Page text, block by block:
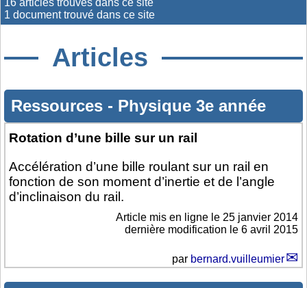
1 document trouvé dans ce site
Articles
Ressources - Physique 3e année
Rotation d’une bille sur un rail
Accélération d’une bille roulant sur un rail en
fonction de son moment d’inertie et de l’angle
d’inclinaison du rail.
Article mis en ligne le 25 janvier 2014
dernière modification le 6 avril 2015
par bernard.vuilleumier